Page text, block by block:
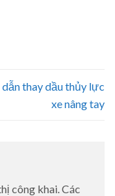
thay dầu thủy lực
xe nâng tay
công khai. Các